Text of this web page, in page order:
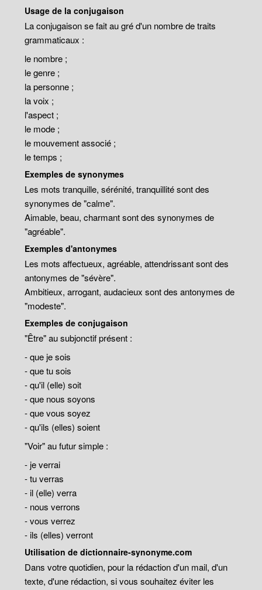
Usage de la conjugaison
La conjugaison se fait au gré d'un nombre de traits
grammaticaux :
le nombre ;
le genre ;
la personne ;
la voix ;
l'aspect ;
le mode ;
le mouvement associé ;
le temps ;
Exemples de synonymes
Les mots tranquille, sérénité, tranquillité sont des
synonymes de "calme".
Aimable, beau, charmant sont des synonymes de
"agréable".
Exemples d'antonymes
Les mots affectueux, agréable, attendrissant sont des
antonymes de "sévère".
Ambitieux, arrogant, audacieux sont des antonymes de
"modeste".
Exemples de conjugaison
"Être" au subjonctif présent :
- que je sois
- que tu sois
- qu'il (elle) soit
- que nous soyons
- que vous soyez
- qu'ils (elles) soient
"Voir" au futur simple :
- je verrai
- tu verras
- il (elle) verra
- nous verrons
- vous verrez
- ils (elles) verront
Utilisation de dictionnaire-synonyme.com
Dans votre quotidien, pour la rédaction d'un mail, d'un
texte, d'une rédaction, si vous souhaitez éviter les